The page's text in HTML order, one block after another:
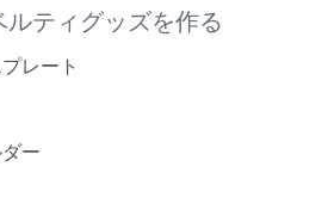
ティグッズを作る
レート
ー